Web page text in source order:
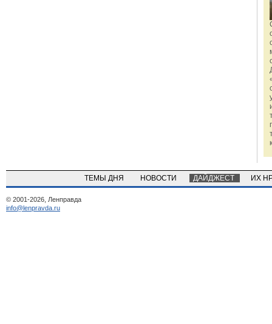
ТЕМЫ ДНЯ НОВОСТИ ДАЙДЖЕСТ ИХ
© 2001-2026, Ленправда
info@lenpravda.ru